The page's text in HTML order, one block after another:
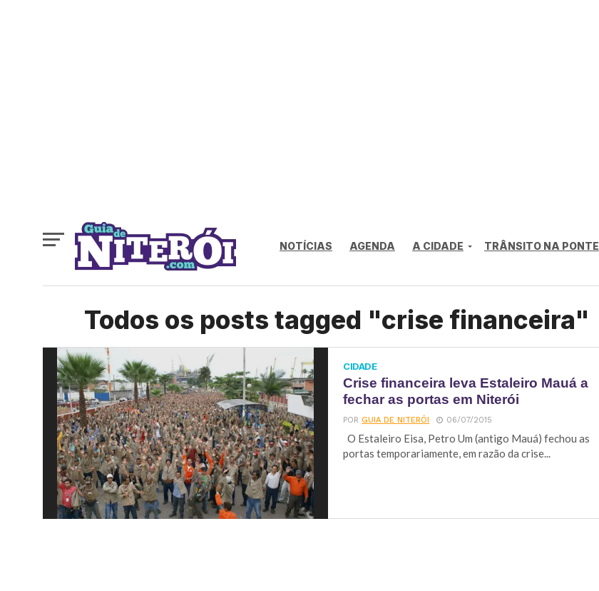
NOTÍCIAS AGENDA A CIDADE TRÂNSITO NA PONTE
Todos os posts tagged "crise financeira"
CIDADE
Crise financeira leva Estaleiro Mauá a
fechar as portas em Niterói
PORGUIA DE NITERÓI 06/07/2015
O Estaleiro Eisa, Petro Um (antigo Mauá) fechou as
portas temporariamente, em razão da crise...